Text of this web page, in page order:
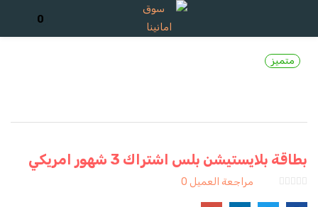
0
بطاقة بلايستيشن بلس اشتراك 3 شهور امريكي
مراجعة العميل 0
متميز